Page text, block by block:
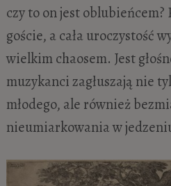
czy to on jest oblubieńcem?
goście, a cała uroczystość
wielkim chaosem. Jest
muzykanci zagłuszają nie
młodego, ale również
nieumiarkowania w